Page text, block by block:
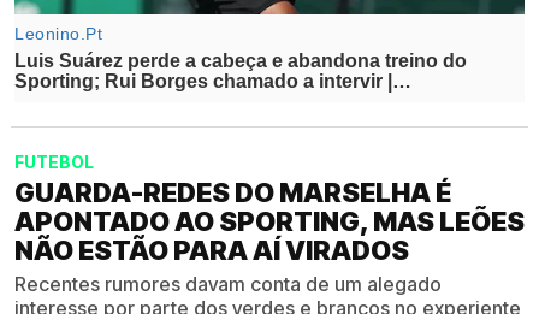
FUTEBOL
GUARDA-REDES DO MARSELHA É
APONTADO AO SPORTING, MAS LEÕES
NÃO ESTÃO PARA AÍ VIRADOS
Recentes rumores davam conta de um alegado
interesse por parte dos verdes e brancos no experiente